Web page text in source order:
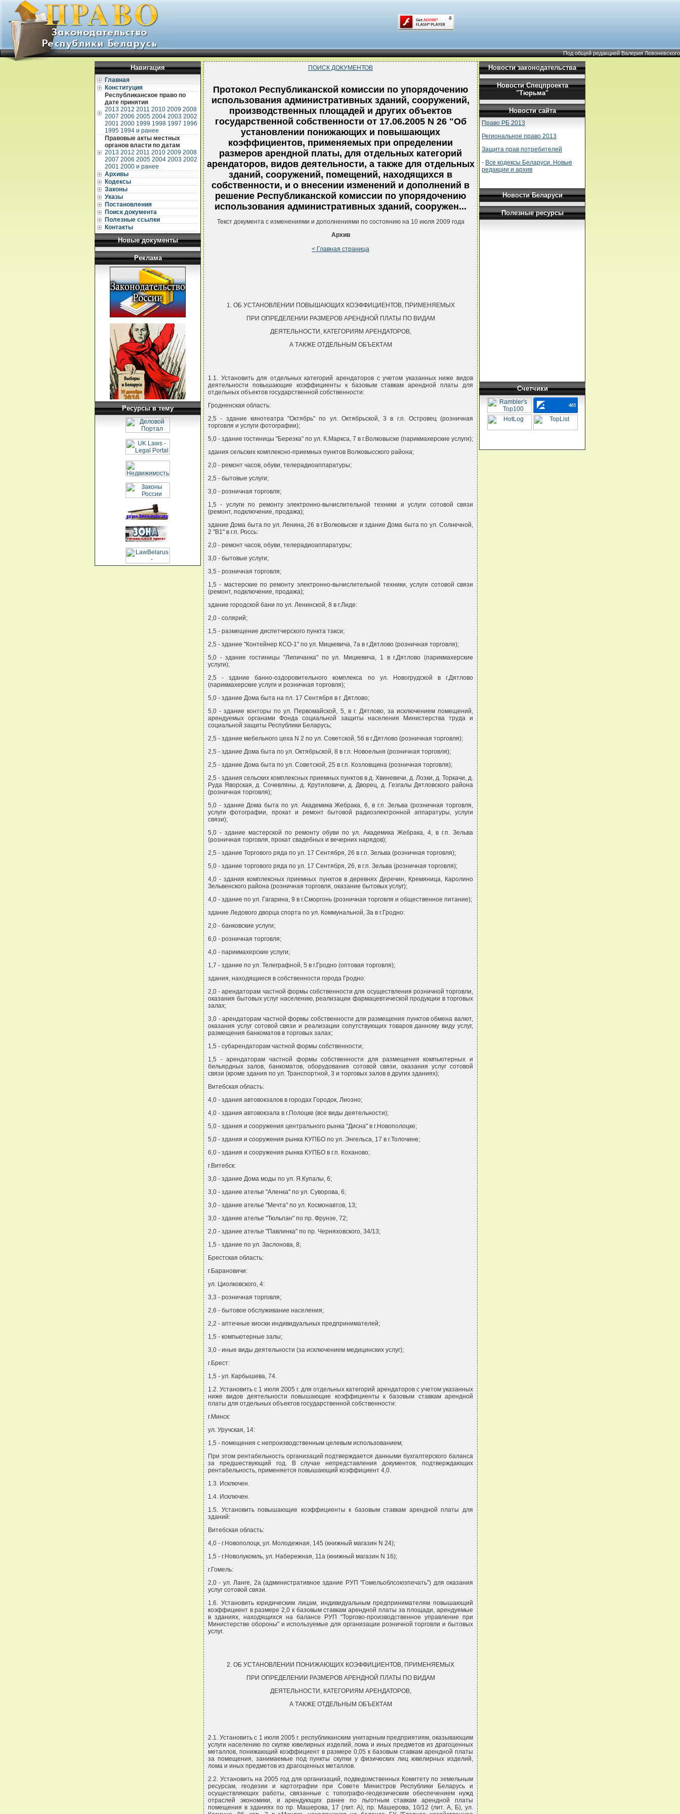
Под общей редакцией Валерия Левоневского
Навигация
Главная
Конституция
Республиканское право по
дате принятия
2013 2012 2011 2010 2009 2008
2007 2006 2005 2004 2003 2002
2001 2000 1999 1998 1997 1996
1995 1994 и ранее
Правовые акты местных
органов власти по датам
2013 2012 2011 2010 2009 2008
2007 2006 2005 2004 2003 2002
2001 2000 и ранее
Архивы
Кодексы
Законы
Указы
Постановления
Поиск документа
Полезные ссылки
Контакты
Новые документы
Реклама
Ресурсы в тему
ПОИСК ДОКУМЕНТОВ
Протокол Республиканской комиссии по упорядочению
использования административных зданий, сооружений,
производственных площадей и других объектов
государственной собственности от 17.06.2005 N 26 "Об
установлении понижающих и повышающих
коэффициентов, применяемых при определении
размеров арендной платы, для отдельных категорий
арендаторов, видов деятельности, а также для отдельных
зданий, сооружений, помещений, находящихся в
собственности, и о внесении изменений и дополнений в
решение Республиканской комиссии по упорядочению
использования административных зданий, сооружен...
Текст документа с изменениями и дополнениями по состоянию на 10 июля 2009 года
Архив
< Главная страница
1. ОБ УСТАНОВЛЕНИИ ПОВЫШАЮЩИХ КОЭФФИЦИЕНТОВ, ПРИМЕНЯЕМЫХ
ПРИ ОПРЕДЕЛЕНИИ РАЗМЕРОВ АРЕНДНОЙ ПЛАТЫ ПО ВИДАМ
ДЕЯТЕЛЬНОСТИ, КАТЕГОРИЯМ АРЕНДАТОРОВ,
А ТАКЖЕ ОТДЕЛЬНЫМ ОБЪЕКТАМ
1.1. Установить для отдельных категорий арендаторов с учетом указанных ниже видов
деятельности повышающие коэффициенты к базовым ставкам арендной платы для
отдельных объектов государственной собственности:
Гродненская область:
2,5 - здание кинотеатра "Октябрь" по ул. Октябрьской, 3 в г.п. Островец (розничная
торговля и услуги фотографии);
5,0 - здание гостиницы "Березка" по ул. К.Маркса, 7 в г.Волковыске (парикмахерские услуги);
здания сельских комплексно-приемных пунктов Волковысского района;
2,0 - ремонт часов, обуви, телерадиоаппаратуры;
2,5 - бытовые услуги;
3,0 - розничная торговля;
1,5 - услуги по ремонту электронно-вычислительной техники и услуги сотовой связи
(ремонт, подключение, продажа);
здание Дома быта по ул. Ленина, 26 в г.Волковыске и здание Дома быта по ул. Солнечной,
2 "В1" в г.п. Россь:
2,0 - ремонт часов, обуви, телерадиоаппаратуры;
3,0 - бытовые услуги;
3,5 - розничная торговля;
1,5 - мастерские по ремонту электронно-вычислительной техники, услуги сотовой связи
(ремонт, подключение, продажа);
здание городской бани по ул. Ленинской, 8 в г.Лиде:
2,0 - солярий;
1,5 - размещение диспетчерского пункта такси;
2,5 - здание "Контейнер КСО-1" по ул. Мицкевича, 7а в г.Дятлово (розничная торговля);
5,0 - здание гостиницы "Липичанка" по ул. Мицкевича, 1 в г.Дятлово (парикмахерские
услуги);
2,5 - здание банно-оздоровительного комплекса по ул. Новогрудской в г.Дятлово
(парикмахерские услуги и розничная торговля);
5,0 - здание Дома быта на пл. 17 Сентября в г. Дятлово;
5,0 - здание конторы по ул. Первомайской, 5, в г. Дятлово, за исключением помещений,
арендуемых органами Фонда социальной защиты населения Министерства труда и
социальной защиты Республики Беларусь;
2,5 - здание мебельного цеха N 2 по ул. Советской, 56 в г.Дятлово (розничная торговля);
2,5 - здание Дома быта по ул. Октябрьской, 8 в г.п. Новоельня (розничная торговля);
2,5 - здание Дома быта по ул. Советской, 25 в г.п. Козловщина (розничная торговля);
2,5 - здания сельских комплексных приемных пунктов в д. Хвиневичи, д. Лозки, д. Торкачи, д.
Руда Яворская, д. Сочевляны, д. Крутиловичи, д. Дворец, д. Гезгалы Дятловского района
(розничная торговля);
5,0 - здание Дома быта по ул. Академика Жебрака, 6, в г.п. Зельва (розничная торговля,
услуги фотографии, прокат и ремонт бытовой радиоэлектронной аппаратуры, услуги
связи);
5,0 - здание мастерской по ремонту обуви по ул. Академика Жебрака, 4, в г.п. Зельва
(розничная торговля, прокат свадебных и вечерних нарядов);
2,5 - здание Торгового ряда по ул. 17 Сентября, 26 в г.п. Зельва (розничная торговля);
5,0 - здание торгового ряда по ул. 17 Сентября, 26, в г.п. Зельва (розничная торговля);
4,0 - здания комплексных приемных пунктов в деревнях Деречин, Кремяница, Каролино
Зельвенского района (розничная торговля, оказание бытовых услуг);
4,0 - здание по ул. Гагарина, 9 в г.Сморгонь (розничная торговля и общественное питание);
здание Ледового дворца спорта по ул. Коммунальной, За в г.Гродно:
2,0 - банковские услуги;
6,0 - розничная торговля;
4,0 - парикмахерские услуги;
1,7 - здание по ул. Телеграфной, 5 в г.Гродно (оптовая торговля);
здания, находящиеся в собственности города Гродно:
2,0 - арендаторам частной формы собственности для осуществления розничной торговли,
оказания бытовых услуг населению, реализации фармацевтической продукции в торговых
залах;
3,0 - арендаторам частной формы собственности для размещения пунктов обмена валют,
оказания услуг сотовой связи и реализации сопутствующих товаров данному виду услуг,
размещения банкоматов в торговых залах;
1,5 - субарендаторам частной формы собственности;
1,5 - арендаторам частной формы собственности для размещения компьютерных и
бильярдных залов, банкоматов, оборудования сотовой связи, оказания услуг сотовой
связи (кроме здания по ул. Транспортной, 3 и торговых залов в других зданиях);
Витебская область:
4,0 - здания автовокзалов в городах Городок, Лиозно;
4,0 - здания автовокзала в г.Полоцке (все виды деятельности);
5,0 - здания и сооружения центрального рынка "Дисна" в г.Новополоцке;
5,0 - здания и сооружения рынка КУПБО по ул. Энгельса, 17 в г.Толочине;
6,0 - здания и сооружения рынка КУПБО в г.п. Коханово;
г.Витебск:
3,0 - здание Дома моды по ул. Я.Купалы, 6;
3,0 - здание ателье "Аленка" по ул. Суворова, 6;
3,0 - здание ателье "Мечта" по ул. Космонавтов, 13;
3,0 - здание ателье "Тюльпан" по пр. Фрунзе, 72;
2,0 - здание ателье "Павлинка" по пр. Черняховского, 34/13;
1,5 - здание по ул. Заслонова, 8;
Брестская область:
г.Барановичи:
ул. Циолковского, 4:
3,3 - розничная торговля;
2,6 - бытовое обслуживание населения;
2,2 - аптечные киоски индивидуальных предпринимателей;
1,5 - компьютерные залы;
3,0 - иные виды деятельности (за исключением медицинских услуг);
г.Брест:
1,5 - ул. Карбышева, 74.
1.2. Установить с 1 июля 2005 г. для отдельных категорий арендаторов с учетом указанных
ниже видов деятельности повышающие коэффициенты к базовым ставкам арендной
платы для отдельных объектов государственной собственности:
г.Минск:
ул. Уручская, 14:
1,5 - помещения с непроизводственным целевым использованием;
При этом рентабельность организаций подтверждается данными бухгалтерского баланса
за предшествующий год. В случае непредставления документов, подтверждающих
рентабельность, применяется повышающий коэффициент 4,0.
1.3. Исключен.
1.4. Исключен.
1.5. Установить повышающие коэффициенты к базовым ставкам арендной платы для
зданий:
Витебская область:
4,0 - г.Новополоцк, ул. Молодежная, 145 (книжный магазин N 24);
1,5 - г.Новолукомль, ул. Набережная, 11а (книжный магазин N 16);
г.Гомель:
2,0 - ул. Ланге, 2а (административное здание РУП "Гомельоблсоюзпечать") для оказания
услуг сотовой связи.
1.6. Установить юридическим лицам, индивидуальным предпринимателям повышающий
коэффициент в размере 2,0 к базовым ставкам арендной платы за площади, арендуемые
в зданиях, находящихся на балансе РУП "Торгово-производственное управление при
Министерстве обороны" и используемые для организации розничной торговли и бытовых
услуг.
2. ОБ УСТАНОВЛЕНИИ ПОНИЖАЮЩИХ КОЭФФИЦИЕНТОВ, ПРИМЕНЯЕМЫХ
ПРИ ОПРЕДЕЛЕНИИ РАЗМЕРОВ АРЕНДНОЙ ПЛАТЫ ПО ВИДАМ
ДЕЯТЕЛЬНОСТИ, КАТЕГОРИЯМ АРЕНДАТОРОВ,
А ТАКЖЕ ОТДЕЛЬНЫМ ОБЪЕКТАМ
2.1. Установить с 1 июля 2005 г. республиканским унитарным предприятиям, оказывающим
услуги населению по скупке ювелирных изделий, лома и иных предметов из драгоценных
металлов, понижающий коэффициент в размере 0,05 к базовым ставкам арендной платы
за помещения, занимаемые под пункты скупки у физических лиц ювелирных изделий,
лома и иных предметов из драгоценных металлов.
2.2. Установить на 2005 год для организаций, подведомственных Комитету по земельным
ресурсам, геодезии и картографии при Совете Министров Республики Беларусь и
осуществляющих работы, связанные с топографо-геодезическим обеспечением нужд
отраслей экономики, и арендующих ранее по льготным ставкам арендной платы
помещения в зданиях по пр. Машерова, 17 (лит. А), пр. Машерова, 10/12 (лит. А, Б), ул.
Новости законодательства
Новости Спецпроекта
"Тюрьма"
Новости сайта
Право РБ 2013
Региональное право 2013
Защита прав потребителей
- Все кодексы Беларуси. Новые
редакции и архив
Новости Беларуси
Полезные ресурсы
Счетчики